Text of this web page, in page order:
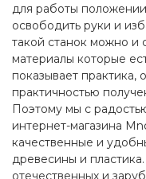
для работы
освободить руки и
такой станок можно и
материалы которые
показывает
практичностью
Поэтому мы с
интернет-магазина
качественные и
древесины и
отечественных и